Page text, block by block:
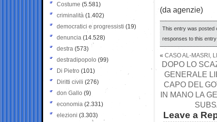
(da agenzie)
This entry was posted
responses to this
« CASO AL-MASRI,
DOPO LO
GENERALE
CAPO DEL
IN MANO LA
Leave a
Costume (5.581)
criminalità (1.402)
democratici e progressisti (19)
denuncia (14.528)
destra (573)
destradipopolo (99)
Di Pietro (101)
Diritti civili (276)
don Gallo (9)
economia (2.331)
elezioni (3.303)